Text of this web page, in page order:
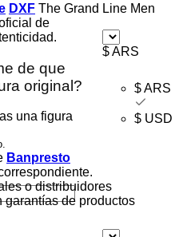
$ ARS
$ ARS
$ USD
DXF The Grand Line Men
de
de que
original?
una figura
Banpresto
o distribuidores
garantías de productos